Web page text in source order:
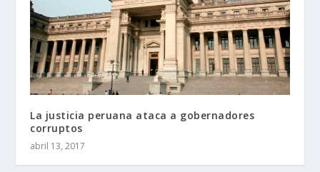
La justicia peruana ataca a gobernadores
corruptos
abril 13, 2017